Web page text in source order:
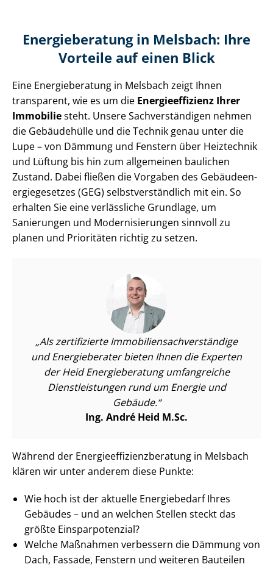
Energieberatung in Melsbach: Ihre
Vorteile auf einen Blick
Eine Energieberatung in Melsbach zeigt Ihnen
transparent, wie es um die En­er­gie­ef­fi­zi­enz Ihrer
Immobiliesteht. Unsere Sach­ver­stän­di­gen nehmen
die Gebäudehülle und die Technik genau unter die
Lupe – von Dämmung und Fenstern über Heiztechnik
und Lüftung bis hin zum allgemeinen baulichen
Zustand. Dabei fließen die Vorgaben des Ge­bäu­de­en­
er­gie­ge­set­zes (GEG) selbst­ver­ständ­lich mit ein. So
erhalten Sie eine verlässliche Grundlage, um
Sanierungen und Mo­der­ni­sie­run­gen sinnvoll zu
planen und Prioritäten richtig zu setzen.
Als zertifizierte Im­mo­bi­li­en­sach­ver­stän­di­ge
und Energieberater bieten Ihnen die Experten
der Heid Energieberatung umfangreiche
Dienst­leis­tun­gen rund um Energie und
Gebäude.
Ing. André Heid M.Sc.
Während der En­er­gie­ef­fi­zi­enz­be­ra­tung in Melsbach
klären wir unter anderem diese Punkte:
Wie hoch ist der aktuelle Energiebedarf Ihres
Gebäudes – und an welchen Stellen steckt das
größte Ein­spar­po­ten­zi­al?
Welche Maßnahmen verbessern die Dämmung von
Dach, Fassade, Fenstern und weiteren Bauteilen